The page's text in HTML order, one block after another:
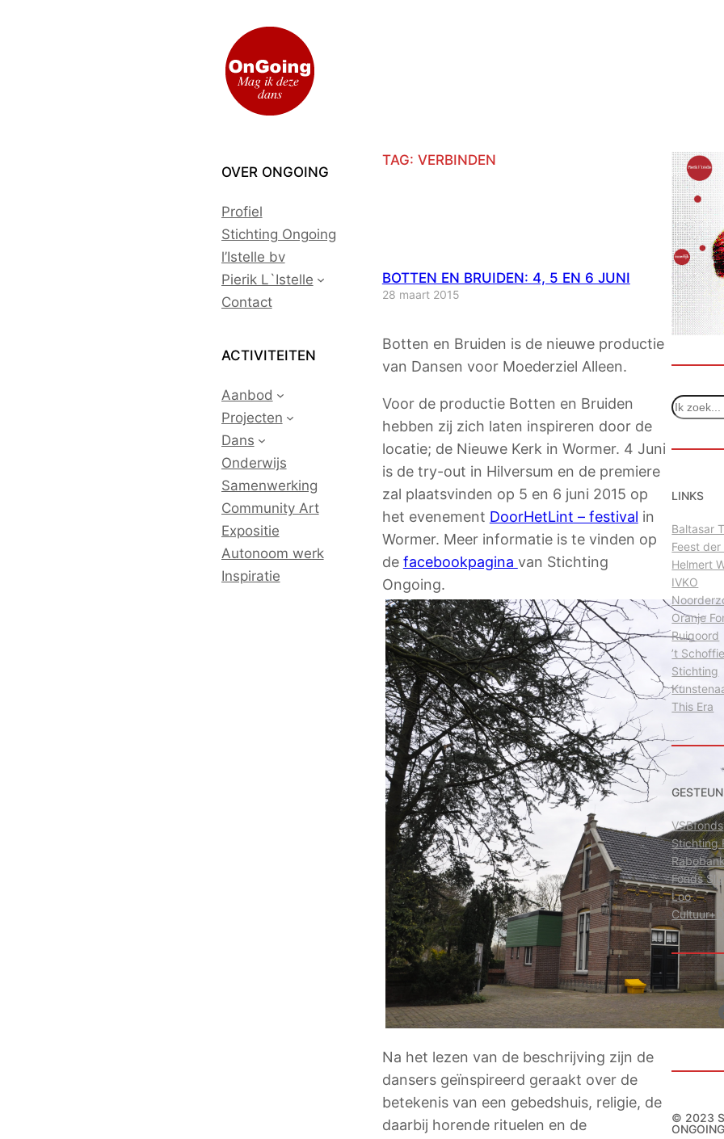
OVER ONGOING
Profiel
Stichting Ongoing
l’Istelle bv
Pierik L`Istelle
Contact
ACTIVITEITEN
Aanbod
Projecten
Dans
Onderwijs
Samenwerking
Community Art
Expositie
Autonoom werk
Inspiratie
TAG: VERBINDEN
BOTTEN EN BRUIDEN: 4, 5 EN 6 JUNI
28 maart 2015
Botten en Bruiden is de nieuwe productie
van Dansen voor Moederziel Alleen.
Voor de productie Botten en Bruiden
hebben zij zich laten inspireren door de
locatie; de Nieuwe Kerk in Wormer. 4 Juni
is de try-out in Hilversum en de premiere
zal plaatsvinden op 5 en 6 juni 2015 op
het evenement DoorHetLint – festival in
Wormer. Meer informatie is te vinden op
de facebookpagina van Stichting
Ongoing.
Na het lezen van de beschrijving zijn de
dansers geïnspireerd geraakt over de
betekenis van een gebedshuis, religie, de
daarbij horende rituelen en de
Z
o
nLINKS
Baltasar
Feest der
Helmert
IVKO
Oranje
Ruigoord
’t Schoffie
Stichting
This Era
VSBfonds
Stichting
Fonds
Loo
© 2023
ONGOING